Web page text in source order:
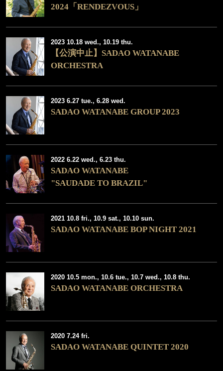
2024「RENDEZVOUS」
2023 10.18 wed., 10.19 thu.
【公演中止】SADAO WATANABE
ORCHESTRA
2023 6.27 tue., 6.28 wed.
SADAO WATANABE GROUP 2023
2022 6.22 wed., 6.23 thu.
SADAO WATANABE
"SAUDADE TO BRAZIL"
2021 10.8 fri., 10.9 sat., 10.10 sun.
SADAO WATANABE BOP NIGHT 2021
2020 10.5 mon., 10.6 tue., 10.7 wed., 10.8 thu.
SADAO WATANABE ORCHESTRA
2020 7.24 fri.
SADAO WATANABE QUINTET 2020